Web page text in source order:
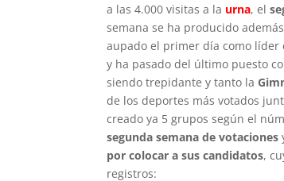
a las 4.000 visitas a la urna, el
semana se ha producido
aupado el primer día como líder
y ha pasado del último puesto
siendo trepidante y tanto la
de los deportes más votados
creado ya 5 grupos según el
segunda semana de votaciones
por colocar a sus candidatos,
registros: